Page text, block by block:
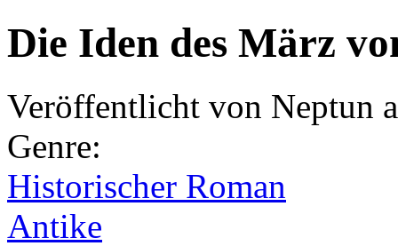
Die Iden des März
Veröffentlicht von Neptun
Genre:
Historischer Roman
Antike